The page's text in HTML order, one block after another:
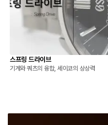
스프링 드라이브
기계와 쿼츠의 융합, 세이코의 상상력